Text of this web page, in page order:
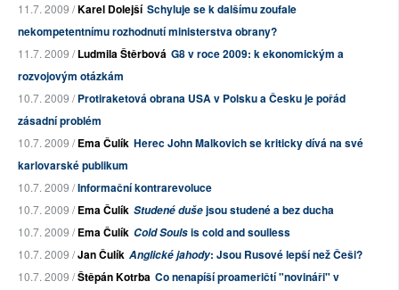
11.7. 2009 /Karel Dolejší Schyluje se k dalšímu zoufale
nekompetentnímu rozhodnutí ministerstva obrany?
11.7. 2009 /Ludmila Štěrbová G8 v roce 2009: k ekonomickým a
rozvojovým otázkám
10.7. 2009 /Protiraketová obrana USA v Polsku a Česku je pořád
zásadní problém
10.7. 2009 /Ema Čulík Herec John Malkovich se kriticky dívá na své
karlovarské publikum
10.7. 2009 /Informační kontrarevoluce
10.7. 2009 /Ema Čulík Studené dušejsou studené a bez ducha
10.7. 2009 /Ema Čulík Cold Soulsis cold and soulless
10.7. 2009 /Jan Čulík Anglické jahody: Jsou Rusové lepší než Češi?
10.7. 2009 /Štěpán Kotrba Co nenapíší proameričtí "novináři" v